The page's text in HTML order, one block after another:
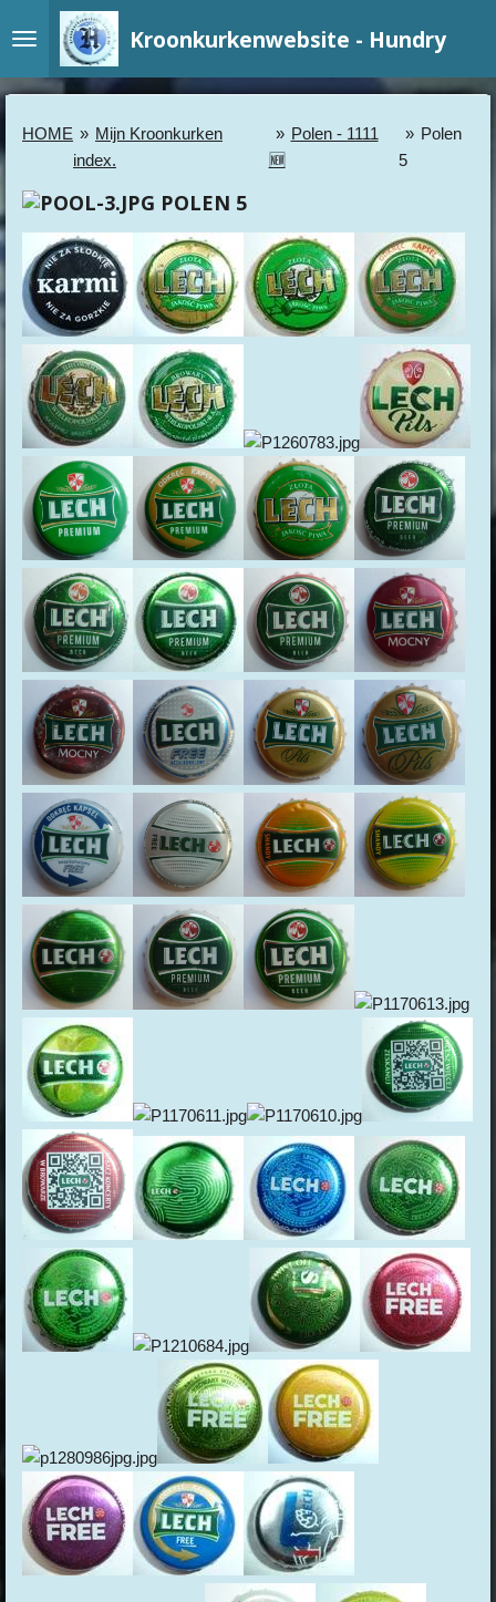
direct
naar
hoofdinhoud
Kroonkurkenwebsite - Hundry
HOME » Mijn Kroonkurken
index.
» Polen - 1111
🆕
» Polen
5
POLEN 5